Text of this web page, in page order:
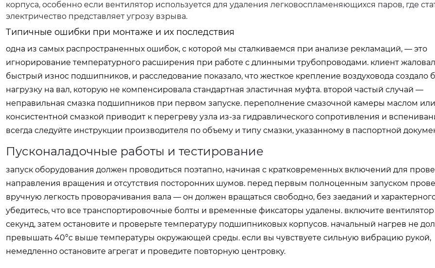
корпуса, особенно если вентилятор используется для удаления легковоспламеняющихся паров, где
электричество представляет угрозу взрыва.
Типичные ошибки при монтаже и их последствия
одна из самых распространенных ошибок, с которой мы сталкиваемся при анализе рекламаций, — это
игнорирование температурного расширения при работе с длинными трубопроводами. клиент
быстрый износ подшипников, и расследование показало, что жесткое крепление воздуховода создало
нагрузку на вал, которую не компенсировала стандартная эластичная муфта. второй частый случай —
неправильная смазка подшипников при первом запуске. переполнение смазочной камеры маслом или
консистентной смазкой приводит к перегреву узла из-за гидравлического сопротивления и
всегда следуйте инструкции производителя по объему и типу смазки, указанному в паспортной
Пусконаладочные работы и тестирование
запуск оборудования должен проводиться поэтапно, начиная с кратковременных включений для
направления вращения и отсутствия посторонних шумов. перед первым полноценным запуском
вручную легкость проворачивания вала — он должен вращаться свободно, без заеданий и
убедитесь, что все транспортировочные болты и временные фиксаторы удалены. включите вентилятор
секунд, затем остановите и проверьте температуру подшипниковых корпусов. начальный нагрев не
превышать 40°c выше температуры окружающей среды. если вы чувствуете сильную вибрацию рукой,
немедленно остановите агрегат и проведите повторную центровку.